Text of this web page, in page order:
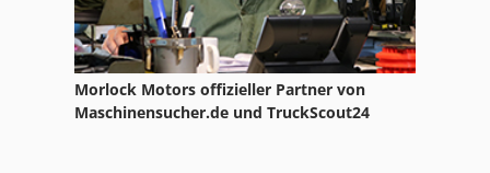
Morlock Motors offizieller Partner von
Maschinensucher.de und TruckScout24